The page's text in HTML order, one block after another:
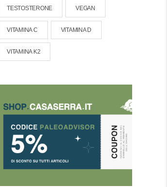
TESTOSTERONE VEGAN
VITAMINA C VITAMINA D
VITAMINA K2